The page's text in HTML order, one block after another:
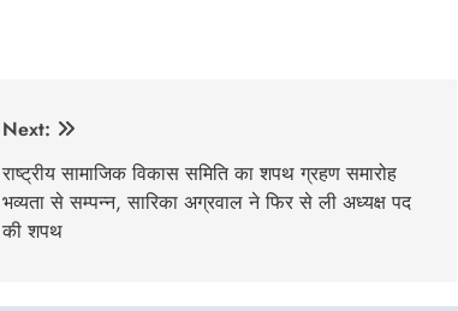
Next:
राष्ट्रीय सामाजिक विकास समिति का शपथ ग्रहण समारोह
भव्यता से सम्पन्न, सारिका अग्रवाल ने फिर से ली अध्यक्ष पद
की शपथ